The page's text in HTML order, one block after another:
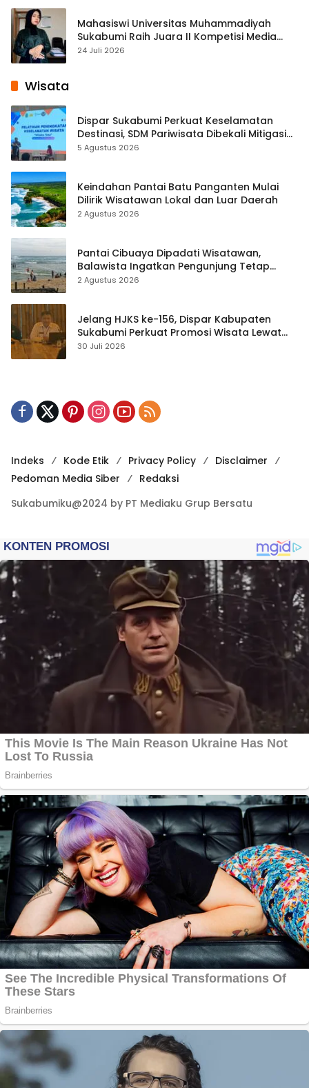
Mahasiswi Universitas Muhammadiyah
Sukabumi Raih Juara II Kompetisi Media
Pembelajaran Digital Tingkat Internasional
24 Juli 2026
Wisata
Dispar Sukabumi Perkuat Keselamatan
Destinasi, SDM Pariwisata Dibekali Mitigasi
hingga Teknik Evakuasi
5 Agustus 2026
Keindahan Pantai Batu Panganten Mulai
Dilirik Wisatawan Lokal dan Luar Daerah
2 Agustus 2026
Pantai Cibuaya Dipadati Wisatawan,
Balawista Ingatkan Pengunjung Tetap
Waspada
2 Agustus 2026
Jelang HJKS ke-156, Dispar Kabupaten
Sukabumi Perkuat Promosi Wisata Lewat
Publikasi Digital
30 Juli 2026
Indeks Kode Etik Privacy Policy
Disclaimer
Pedoman Media Siber
Redaksi
Sukabumiku@2024 by PT Mediaku Grup Bersatu